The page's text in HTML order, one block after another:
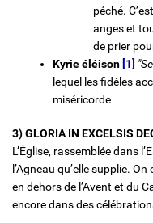
péché.
anges et
de prier
Kyrie éléison [1]
lequel les fidèles
miséricorde
3) GLORIA IN EXCELSIS
L’Église, rassemblée dans
l’Agneau qu’elle supplie.
en dehors de l’Avent et du
encore dans des